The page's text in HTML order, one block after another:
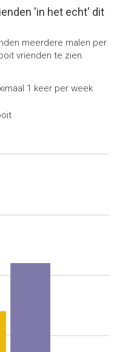
'in het echt' dit
meerdere malen per
vrienden te zien.
1 keer per week